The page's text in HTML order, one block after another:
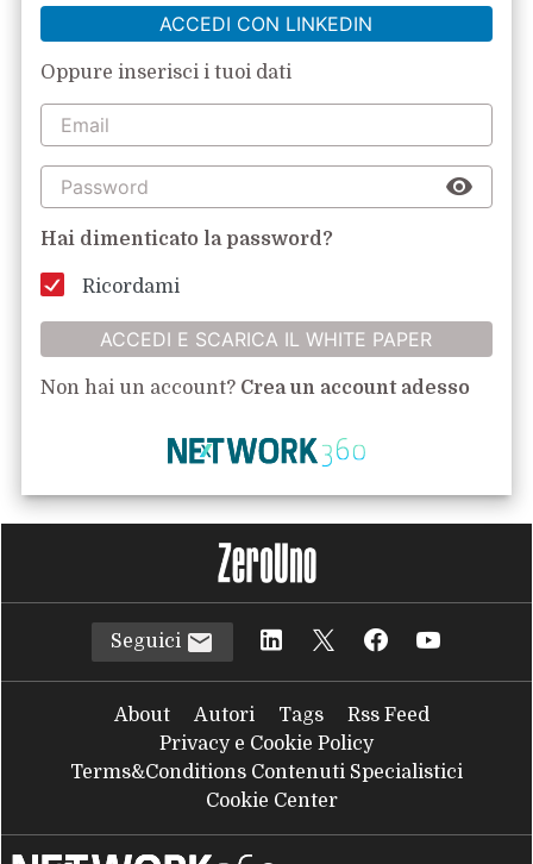
ACCEDI CON LINKEDIN
Oppure inserisci i tuoi dati
Hai dimenticato la password?
Ricordami
ACCEDI E SCARICA IL WHITE PAPER
Non hai un account? Crea un account adesso
Seguici
About Autori Tags
Rss Feed
Privacy e Cookie Policy
Terms&Conditions Contenuti Specialistici
Cookie Center